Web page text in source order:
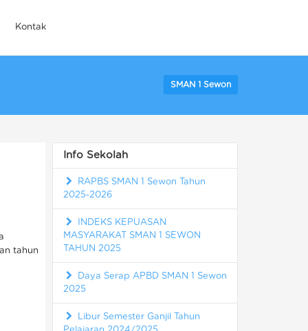
Kontak
SMAN 1 Sewon
tahun
Info Sekolah
RAPBS SMAN 1 Sewon Tahun
2025-2026
INDEKS KEPUASAN
MASYARAKAT SMAN 1 SEWON
TAHUN 2025
Daya Serap APBD SMAN 1 Sewon
2025
Libur Semester Ganjil Tahun